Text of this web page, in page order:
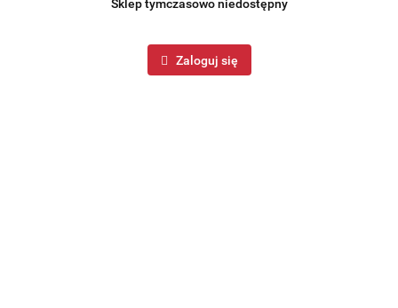
Sklep tymczasowo niedostępny
Zaloguj się